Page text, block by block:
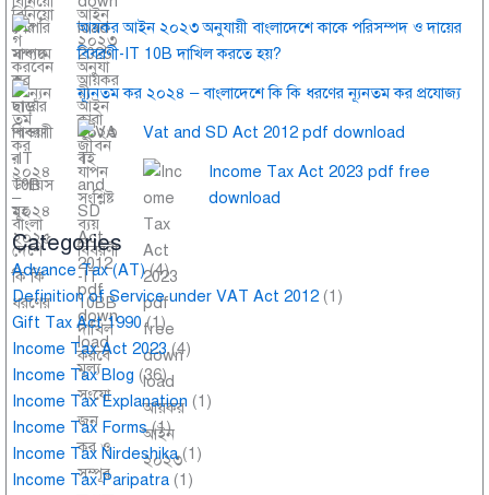
আয়কর আইন ২০২৩ অনুযায়ী বাংলাদেশে কাকে পরিসম্পদ ও দায়ের
বিবরণী-IT 10B দাখিল করতে হয়?
ন্যূনতম কর ২০২৪ – বাংলাদেশে কি কি ধরণের ন্যূনতম কর প্রযোজ্য
Vat and SD Act 2012 pdf download
Income Tax Act 2023 pdf free
download
Categories
Advance Tax (AT)(4)
Definition of Service under VAT Act 2012 (1)
Gift Tax Act 1990(1)
Income Tax Act 2023(4)
Income Tax Blog (36)
Income Tax Explanation (1)
Income Tax Forms(1)
Income Tax Nirdeshika(1)
Income Tax Paripatra (1)